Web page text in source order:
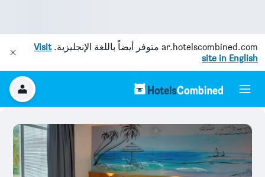
ar.hotelscombined.com متوفر أيضاً باللغة الإنجليزية.Visit
site in English